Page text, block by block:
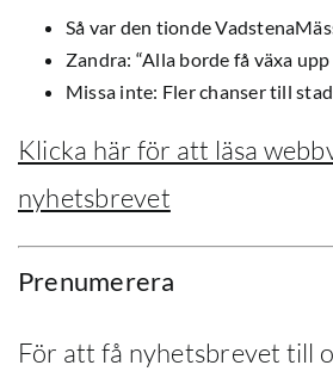
Så var den tionde
Zandra: “Alla borde få växa
Missa inte: Fler chanser till
Klicka här för att läsa
nyhetsbrevet
Prenumerera
För att få nyhetsbrevet till